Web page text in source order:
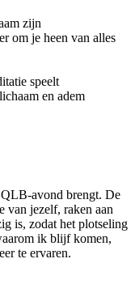
zijn
om je heen van alles
speelt
en adem
avond brengt. De
van jezelf, raken aan
is, zodat het plotseling
ik blijf komen,
te ervaren.